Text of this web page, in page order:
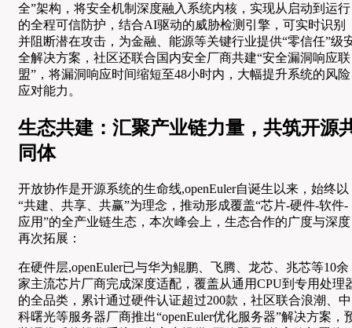
全”架构，将安全机制深度融入系统内核，实现从启动到运行
的全程可信防护，结合AI驱动的威胁检测引擎，可实时识别
并阻断潜在攻击，为金融、能源等关键行业提供“零信任”级
全解决方案，社区还联合国内安全厂商共建“安全漏洞响应联
盟”，将漏洞响应时间缩短至48小时内，大幅提升系统的风险
应对能力。
生态共建：汇聚产业链力量，共筑开源
同体
开放协作是开源系统的生命线,openEuler自诞生以来，始终以
“共建、共享、共赢”为理念，推动形成覆盖“芯片-硬件-软件-
应用”的全产业链生态，本次峰会上，生态合作的广度与深度
再次拓展：
在硬件层,openEuler已与华为鲲鹏、飞腾、龙芯、兆芯等10余
家主流芯片厂商完成深度适配，覆盖从通用CPU到专用处理
的全品类，累计通过硬件认证超过200款，社区联合浪潮、中
科曙光等服务器厂商推出“openEuler优化服务器”解决方案，